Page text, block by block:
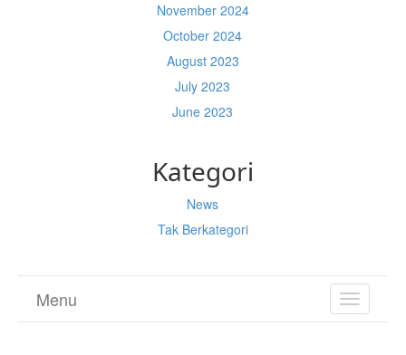
November 2024
October 2024
August 2023
July 2023
June 2023
Kategori
News
Tak Berkategori
TOGGLE
Menu